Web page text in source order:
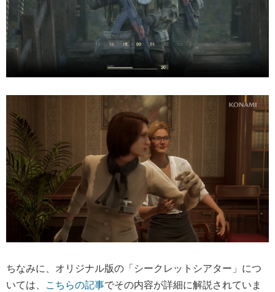
ちなみに、オリジナル版の「シークレットシアター」につ
いては、 こちらの記事でその内容が詳細に解説されていま